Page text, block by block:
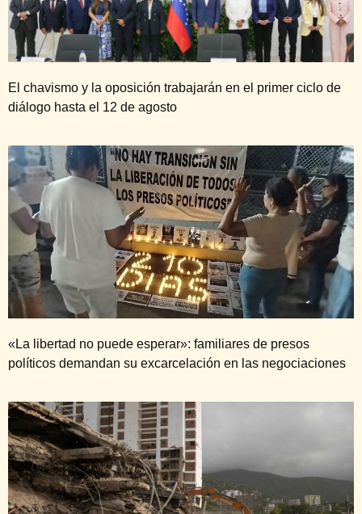
El chavismo y la oposición trabajarán en el primer ciclo de
diálogo hasta el 12 de agosto
«La libertad no puede esperar»: familiares de presos
políticos demandan su excarcelación en las negociaciones